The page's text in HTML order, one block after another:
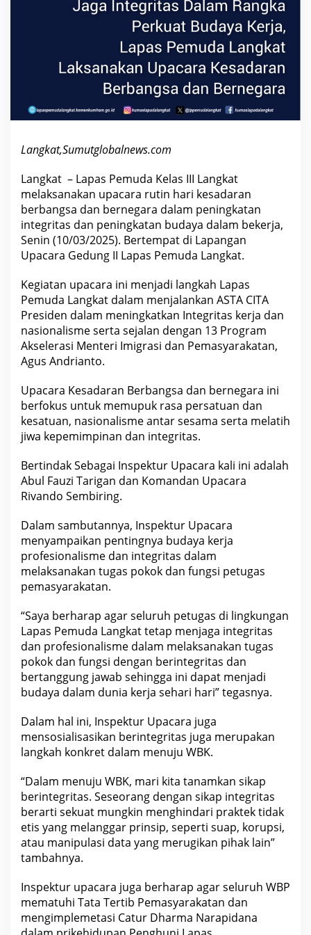
y
a
a
,
a
p
a
e
d
a
L
a
n
g
k
a
a
k
s
a
n
a
k
a
p
a
c
a
r
a
e
s
a
d
a
n
B
e
r
b
a
s
a
d
a
n
B
e
r
g
a
a
Langkat,Sumutglobalnews.com
Langkat – Lapas Pemuda Kelas III Langkat
melaksanakan upacara rutin hari kesadaran
berbangsa dan bernegara dalam peningkatan
integritas dan peningkatan budaya dalam bekerja,
Senin (10/03/2025). Bertempat di Lapangan
Upacara Gedung II Lapas Pemuda Langkat.
Kegiatan upacara ini menjadi langkah Lapas
Pemuda Langkat dalam menjalankan ASTA CITA
Presiden dalam meningkatkan Integritas kerja dan
nasionalisme serta sejalan dengan 13 Program
Akselerasi Menteri Imigrasi dan Pemasyarakatan,
Agus Andrianto.
Upacara Kesadaran Berbangsa dan bernegara ini
berfokus untuk memupuk rasa persatuan dan
kesatuan, nasionalisme antar sesama serta melatih
jiwa kepemimpinan dan integritas.
Bertindak Sebagai Inspektur Upacara kali ini adalah
Abul Fauzi Tarigan dan Komandan Upacara
Rivando Sembiring.
Dalam sambutannya, Inspektur Upacara
menyampaikan pentingnya budaya kerja
profesionalisme dan integritas dalam
melaksanakan tugas pokok dan fungsi petugas
pemasyarakatan.
“Saya berharap agar seluruh petugas di lingkungan
Lapas Pemuda Langkat tetap menjaga integritas
dan profesionalisme dalam melaksanakan tugas
pokok dan fungsi dengan berintegritas dan
bertanggung jawab sehingga ini dapat menjadi
budaya dalam dunia kerja sehari hari” tegasnya.
Dalam hal ini, Inspektur Upacara juga
mensosialisasikan berintegritas juga merupakan
langkah konkret dalam menuju WBK.
“Dalam menuju WBK, mari kita tanamkan sikap
berintegritas. Seseorang dengan sikap integritas
berarti sekuat mungkin menghindari praktek tidak
etis yang melanggar prinsip, seperti suap, korupsi,
atau manipulasi data yang merugikan pihak lain”
tambahnya.
Inspektur upacara juga berharap agar seluruh WBP
mematuhi Tata Tertib Pemasyarakatan dan
mengimplemetasi Catur Dharma Narapidana